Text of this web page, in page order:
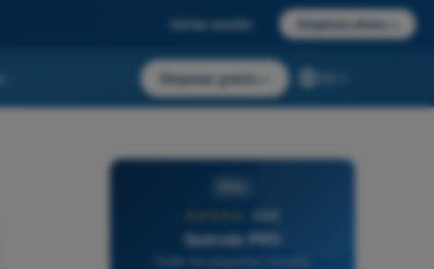
Iniciar sesión Empieza ahora
Empezar gratis
4,6/5
Quizvds PRO